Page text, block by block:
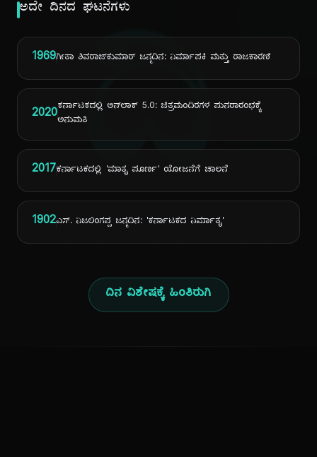
ದಿ
ಅದೇ ದಿನದ ಘಟನೆಗಳು
1969ಗೀತಾ ಶಿವರಾಜ್‌ಕುಮಾರ್ ಜನ್ಮದಿನ: ನಿರ್ಮಾಪಕಿ ಮತ್ತು ರಾಜಕಾರಣಿ
2020ಕರ್ನಾಟಕದಲ್ಲಿ ಅನ್‌ಲಾಕ್ 5.0: ಚಿತ್ರಮಂದಿರಗಳ ಪುನರಾರಂಭಕ್ಕೆ
ಅನುಮತಿ
2017ಕರ್ನಾಟಕದಲ್ಲಿ 'ಮಾತೃ ಪೂರ್ಣ' ಯೋಜನೆಗೆ ಚಾಲನೆ
1902ಎಸ್. ನಿಜಲಿಂಗಪ್ಪ ಜನ್ಮದಿನ: 'ಕರ್ನಾಟಕದ ನಿರ್ಮಾತೃ'
ದಿನ ವಿಶೇಷಕ್ಕೆ ಹಿಂತಿರುಗಿ